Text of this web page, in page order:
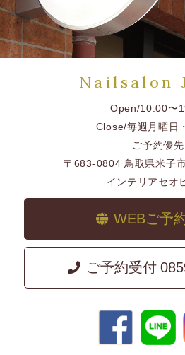
Nailsalon
Open/10:00〜
Close/毎週月曜日
ご予約優先
〒683-0804 鳥取県米子
インテリアセオ
WEBご予
ご予約受付